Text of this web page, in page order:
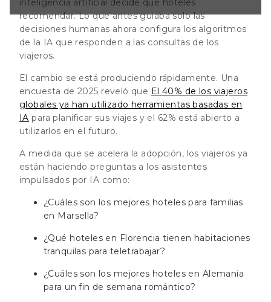
tienen
teletrabajar?
hoteles en
en Sevilla
inteligencia artificial decide qué hoteles
recomendar. Lo que antes guiaba solo las
decisiones humanas ahora configura los algoritmos
de la IA que responden a las consultas de los
viajeros.
El cambio se está produciendo rápidamente. Una
encuesta de 2025 reveló que El 40% de los viajeros
globales ya han utilizado herramientas basadas en
IA para planificar sus viajes y el 62% está abierto a
utilizarlos en el futuro.
A medida que se acelera la adopción, los viajeros ya
están haciendo preguntas a los asistentes
impulsados ​​por IA como:
¿Cuáles son los mejores hoteles para familias
en Marsella?
¿Qué hoteles en Florencia tienen habitaciones
tranquilas para teletrabajar?
¿Cuáles son los mejores hoteles en Alemania
para un fin de semana romántico?